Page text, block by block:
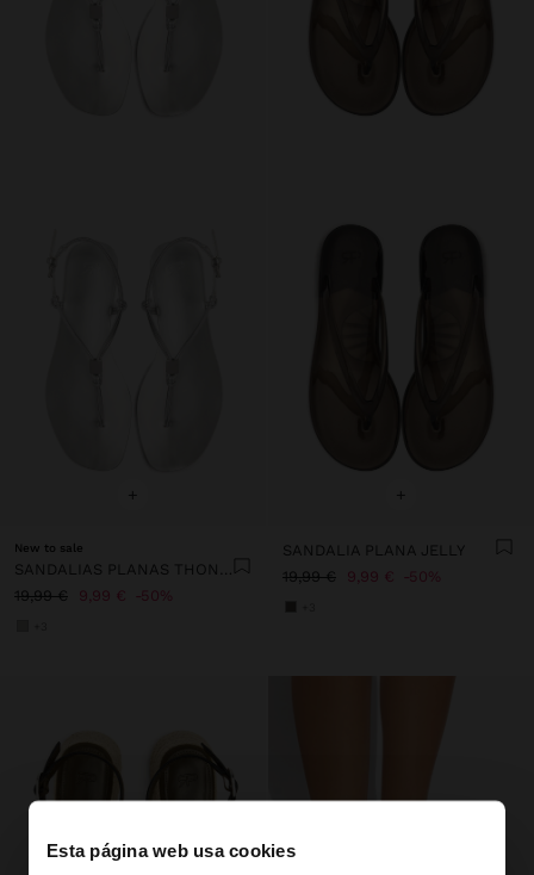
Esta página web usa cookies
+
New to sale
19,99 €
9,99 € 50%
+
SANDALIA PLANA JELLY
19,99 €
9,99 € 50%